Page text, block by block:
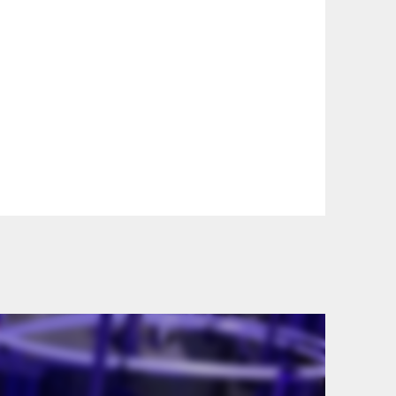
információinkat, hogy a